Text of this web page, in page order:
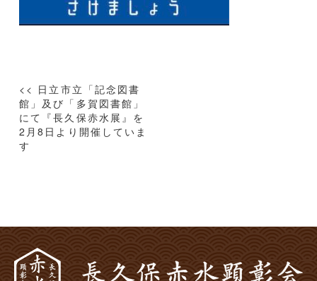
投
稿
ナ
ビ
ン
<< 日立市立「記念図書
館」及び「多賀図書館」
にて『長久保赤水展』を
2月8日より開催していま
す